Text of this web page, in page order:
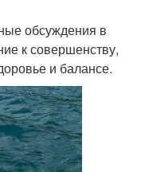
обсуждения в
к совершенству,
и балансе.